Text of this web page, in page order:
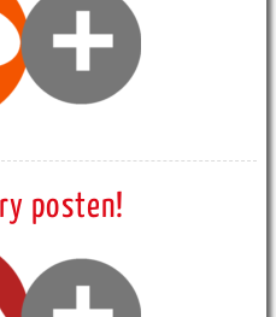
posten!